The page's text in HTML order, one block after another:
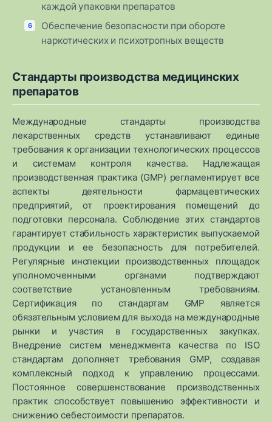
каждой упаковки препаратов
Обеспечение безопасности при обороте
наркотических и психотропных веществ
Стандарты производства медицинских
препаратов
Международные стандарты производства
лекарственных средств устанавливают единые
требования к организации технологических процессов
и системам контроля качества. Надлежащая
производственная практика (GMP) регламентирует все
аспекты деятельности фармацевтических
предприятий, от проектирования помещений до
подготовки персонала. Соблюдение этих стандартов
гарантирует стабильность характеристик выпускаемой
продукции и ее безопасность для потребителей.
Регулярные инспекции производственных площадок
уполномоченными органами подтверждают
соответствие установленным требованиям.
Сертификация по стандартам GMP является
обязательным условием для выхода на международные
рынки и участия в государственных закупках.
Внедрение систем менеджмента качества по ISO
стандартам дополняет требования GMP, создавая
комплексный подход к управлению процессами.
Постоянное совершенствование производственных
практик способствует повышению эффективности и
снижению себестоимости препаратов.